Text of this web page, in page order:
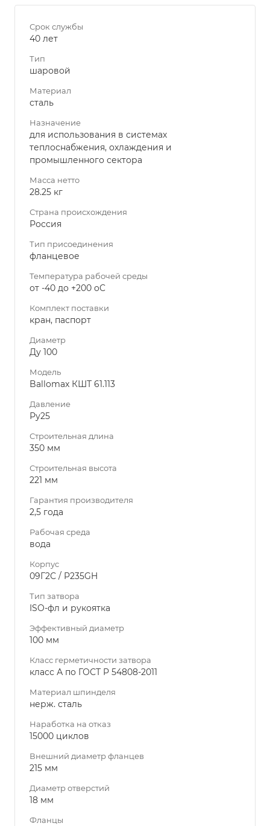
Срок службы
40 лет
Тип
шаровой
Материал
сталь
Назначение
для использования в системах
теплоснабжения, охлаждения и
промышленного сектора
Масса нетто
28.25 кг
Страна происхождения
Россия
Тип присоединения
фланцевое
Температура рабочей среды
от -40 до +200 oC
Комплект поставки
кран, паспорт
Диаметр
Ду 100
Модель
Ballomax КШТ 61.113
Давление
Ру25
Строительная длина
350 мм
Строительная высота
221 мм
Гарантия производителя
2,5 года
Рабочая среда
вода
Корпус
09Г2С / P235GH
Тип затвора
ISO-фл и рукоятка
Эффективный диаметр
100 мм
Класс герметичности затвора
класс А по ГОСТ P 54808-2011
Материал шпинделя
нерж. сталь
Наработка на отказ
15000 циклов
Внешний диаметр фланцев
215 мм
Диаметр отверстий
18 мм
Фланцы